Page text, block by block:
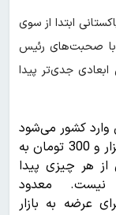
ابتدا از سوی
با صحبت‌های رئیس
جدی‌تر پیدا
دلار 28 هزار و 500 تومانی وارد کشور می‌شود
و باید طبق نرخ مصوب نهایتا کیلویی 66 هزار و 300 تومان به
هر چیزی پیدا
نیست. معدود
عرضه به بازار